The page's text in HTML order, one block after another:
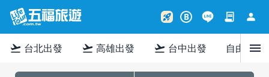
rocket_launch B contract person
flight_takeoff 台北出發 flight_takeoff 高雄出發 flight_takeoff 台中出發 自由行menu